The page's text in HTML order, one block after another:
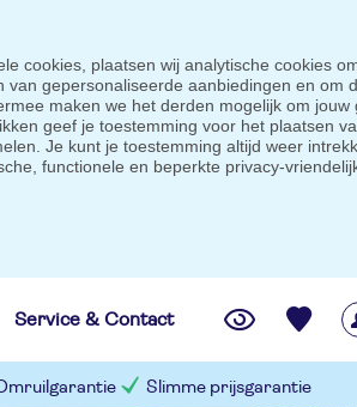
cookies, plaatsen wij analytische cookies
gepersonaliseerde aanbiedingen en om
maken we het derden mogelijk om jouw
geef je toestemming voor het plaatsen
Je kunt je toestemming altijd weer
functionele en beperkte privacy-
Service & Contact
Slimme prijsgarantie